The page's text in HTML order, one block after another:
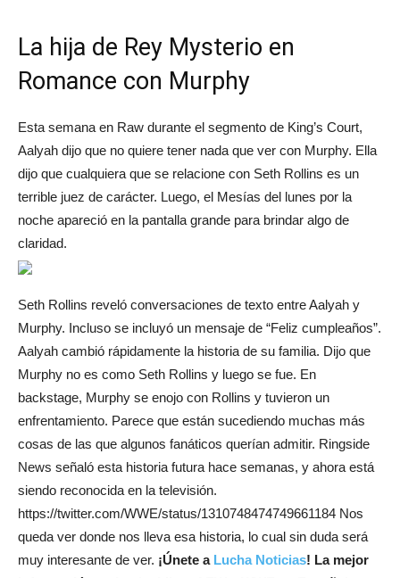
La hija de Rey Mysterio en
Romance con Murphy
Esta semana en Raw durante el segmento de King’s Court,
Aalyah dijo que no quiere tener nada que ver con Murphy. Ella
dijo que cualquiera que se relacione con Seth Rollins es un
terrible juez de carácter. Luego, el Mesías del lunes por la
noche apareció en la pantalla grande para brindar algo de
claridad.
Seth Rollins reveló conversaciones de texto entre Aalyah y
Murphy. Incluso se incluyó un mensaje de “Feliz cumpleaños”.
Aalyah cambió rápidamente la historia de su familia. Dijo que
Murphy no es como Seth Rollins y luego se fue. En
backstage, Murphy se enojo con Rollins y tuvieron un
enfrentamiento. Parece que están sucediendo muchas más
cosas de las que algunos fanáticos querían admitir. Ringside
News señaló esta historia futura hace semanas, y ahora está
siendo reconocida en la televisión.
https://twitter.com/WWE/status/1310748474749661184 Nos
queda ver donde nos lleva esa historia, lo cual sin duda será
muy interesante de ver. ¡Únete a Lucha Noticias! La mejor